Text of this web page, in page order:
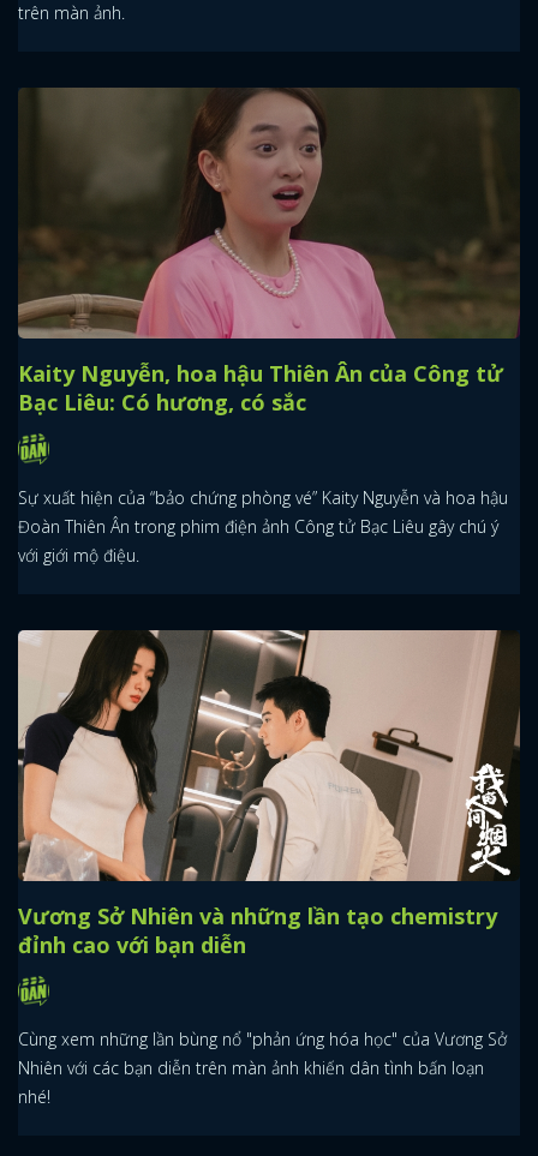
trên màn ảnh.
Kaity Nguyễn, hoa hậu Thiên Ân của Công tử
Bạc Liêu: Có hương, có sắc
Sự xuất hiện của “bảo chứng phòng vé” Kaity Nguyễn và hoa hậu
Đoàn Thiên Ân trong phim điện ảnh Công tử Bạc Liêu gây chú ý
với giới mộ điệu.
Vương Sở Nhiên và những lần tạo chemistry
đỉnh cao với bạn diễn
Cùng xem những lần bùng nổ "phản ứng hóa học" của Vương Sở
Nhiên với các bạn diễn trên màn ảnh khiến dân tình bấn loạn
nhé!